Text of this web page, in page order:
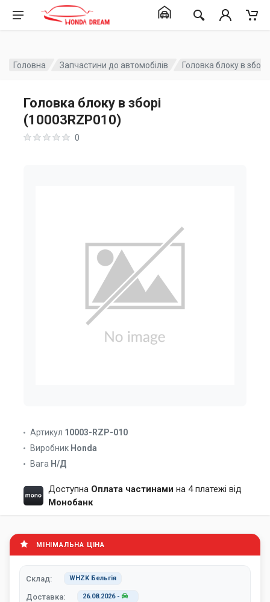
Головна Запчастини до автомобілів Головка блоку в
Головка блоку в зборі
(10003RZP010)
0
Артикул 10003-RZP-010
Виробник Honda
Вага Н/Д
Доступна Оплата частинами на 4 платежі від
Монобанк
МІНІМАЛЬНА ЦІНА
Склад: WHZK Бельгія
Доставка: 26.08.2026-